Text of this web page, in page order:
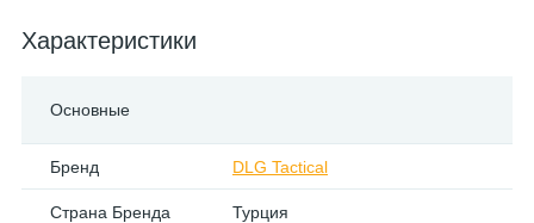
Характеристики
Основные
Бренд DLG Tactical
Страна Бренда Турция